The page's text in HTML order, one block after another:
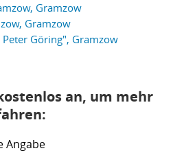
Gramzow
Gramzow
Peter Göring", Gramzow
an, um mehr
Angabe